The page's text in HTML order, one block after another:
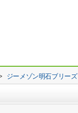
ジーメゾン明石ブリーズ